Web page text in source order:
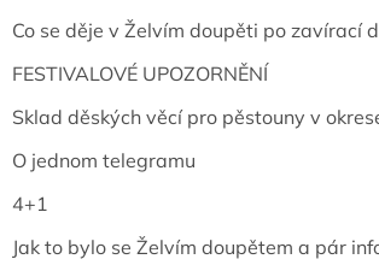
Co se děje v Želvím doupěti po zavírací
FESTIVALOVÉ UPOZORNĚNÍ
Sklad děských věcí pro pěstouny v
O jednom telegramu
4+1
Jak to bylo se Želvím doupětem a pár